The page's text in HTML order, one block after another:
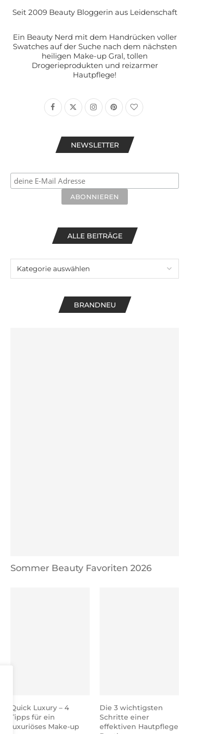
Seit 2009 Beauty Bloggerin aus Leidenschaft
Ein Beauty Nerd mit dem Handrücken voller
Swatches auf der Suche nach dem nächsten
heiligen Make-up Gral, tollen
Drogerieprodukten und reizarmer
Hautpflege!
NEWSLETTER
ALLE BEITRÄGE
BRANDNEU
Sommer Beauty Favoriten 2026
Quick Luxury – 4
Tipps für ein
luxuriöses Make-up
Die 3 wichtigsten
Schritte einer
effektiven Hautpflege